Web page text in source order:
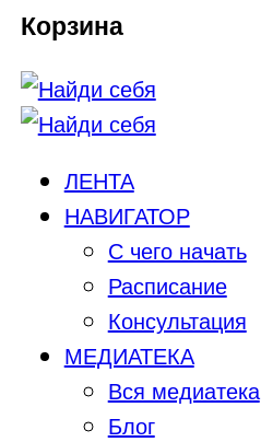
Корзина
ЛЕНТА
НАВИГАТОР
С чего начать
Расписание
Консультация
МЕДИАТЕКА
Вся медиатека
Блог